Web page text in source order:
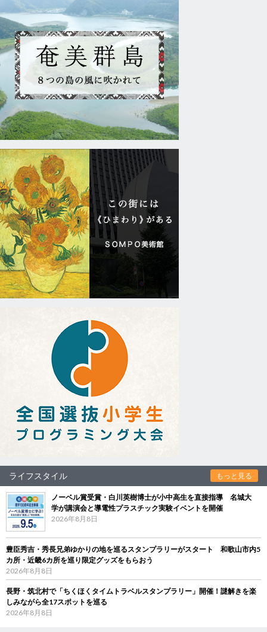
ライフスタイル もっと見る
ノーベル賞受賞・白川英樹博士が小中高生を直接指導 名城大
学が講演会と導電性プラスチック実験イベントを開催
2026年8月8日
豊臣秀吉・秀長兄弟ゆかりの地を巡るスタンプラリーがスタート 和歌山市内5
カ所・近畿6カ所を巡り限定グッズをもらおう
2026年8月8日
長野・筑北村で「ちくほくタイムトラベルスタンプラリー」開催！謎解きを楽
しみながら全17スポットを巡る
2026年8月8日